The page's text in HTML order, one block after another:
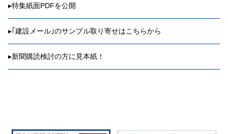
▸特集紙面PDFを公開
▸ ｢建設メール｣のサンプル取り寄せはこちらから
▸新聞購読検討の方に見本紙！